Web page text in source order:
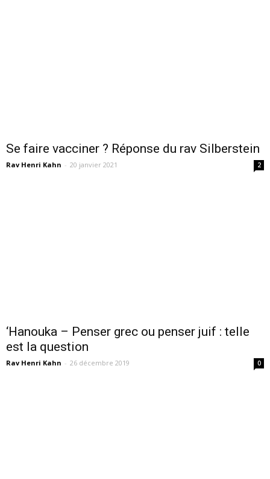
Se faire vacciner ? Réponse du rav Silberstein
Rav Henri Kahn - 20 janvier 2021 2
‘Hanouka – Penser grec ou penser juif : telle
est la question
Rav Henri Kahn - 26 décembre 2019 0